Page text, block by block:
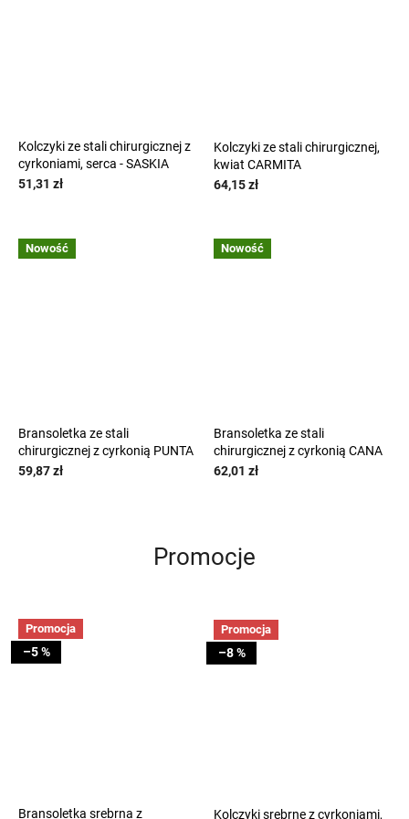
Kolczyki ze stali chirurgicznej z
cyrkoniami, serca - SASKIA
51,31 zł
Kolczyki ze stali chirurgicznej,
kwiat CARMITA
64,15 zł
Nowość
Bransoletka ze stali
chirurgicznej z cyrkonią PUNTA
59,87 zł
Nowość
Bransoletka ze stali
chirurgicznej z cyrkonią CANA
62,01 zł
Promocje
Promocja
–5 %
Bransoletka srebrna z
Promocja
–8 %
Kolczyki srebrne z cyrkoniami,